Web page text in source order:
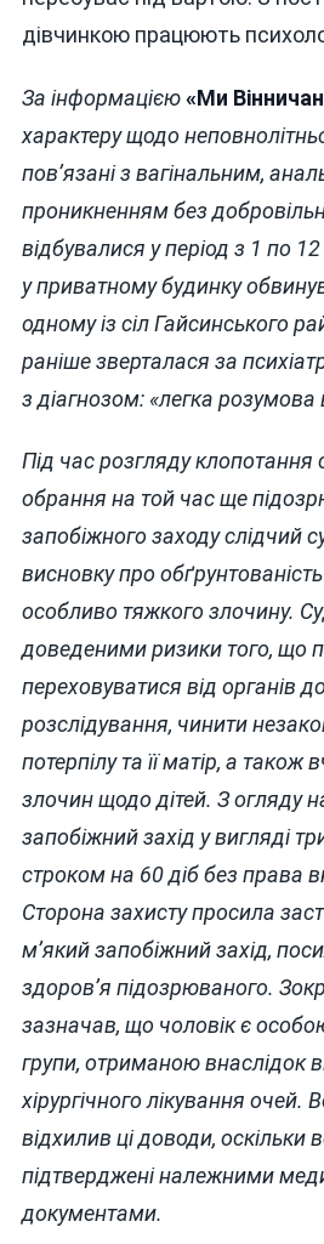
дівчинкою працюють
За інформацією«Ми
характеру щодо
пов’язані з вагінальним,
проникненням без
відбувалися у період з 1 по
у приватному будинку
одному із сіл Гайсинського
раніше зверталася за
з діагнозом: «легка розумова
Під час розгляду клопотання
обрання на той час ще
запобіжного заходу слідчий
висновку про
особливо тяжкого злочину.
доведеними ризики того, що
переховуватися від органів
розслідування, чинити
потерпілу та її матір, а також
злочин щодо дітей. З огляду
запобіжний захід у вигляді
строком на 60 діб без права
Сторона захисту просила
м’який запобіжний захід,
здоров’я підозрюваного.
зазначав, що чоловік є особою
групи, отриманою внаслідок
хірургічного лікування очей.
відхилив ці доводи, оскільки
підтверджені належними
документами.